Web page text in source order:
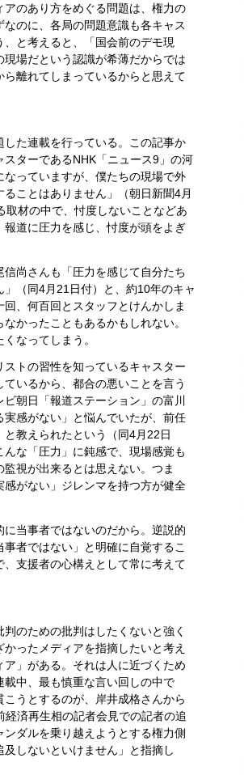
のあり方をめぐる問題は、権力の
のに、各局の問題意識も各キャス
と考えると、「国会前のデモ現
場だという認識が希薄だからでは
離れてしまっているからと思えて
た連載を行っている。この記事か
ターであるNHK「ニュース9」の河
っていますが、僕たちの現場で外
ことはありません」（朝日新聞4月
材の中で、忖度しないことなどあ
道に圧力を感じ、忖度が頭をよぎ
尚さんも「圧力を感じて自分たち
（同4月21日付）と、約10年のキャ
、何百回とスタッフとけんかしま
かったこともあるかもしれない。
なってしまう。
トの習性を知っているキャスター
いるから、都合の悪いことを言う
朝日「報道ステーション」の富川
感がない」と悩んでいたが、前任
教えられたという（同4月22日
な「圧力」に鈍感で、現場感覚も
視が出来るとは思えない。つま
がない」ジレンマを持つ方が健全
当事者ではないのだから。逆説的
者ではない」と明確に自覚するこ
支援者の心構えとして常に考えて
のための批判はしたくないと強く
ったメディアを指摘したいと考え
」がある。それは人に近づくため
中、最も慎重な言い回しの中で
うとするのが、岸井成格さんから
済再生相の記者会見での記者の追
ダルを乗り越えようとする権力側
しないといけません」と指摘し